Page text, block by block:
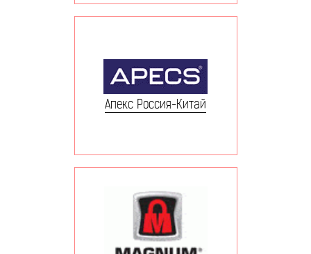
Апекс Россия-Китай